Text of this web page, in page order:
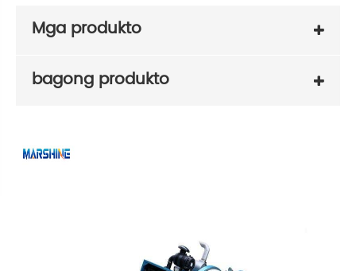
Mga produkto
bagong produkto